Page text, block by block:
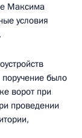
Максима
условия
было
ворот при
проведении